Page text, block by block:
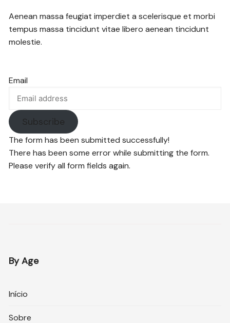
Aenean massa feugiat imperdiet a scelerisque et morbi
tempus massa tincidunt vitae libero aenean tincidunt
molestie.
Email
Subscribe
The form has been submitted successfully!
There has been some error while submitting the form.
Please verify all form fields again.
By Age
Início
Sobre